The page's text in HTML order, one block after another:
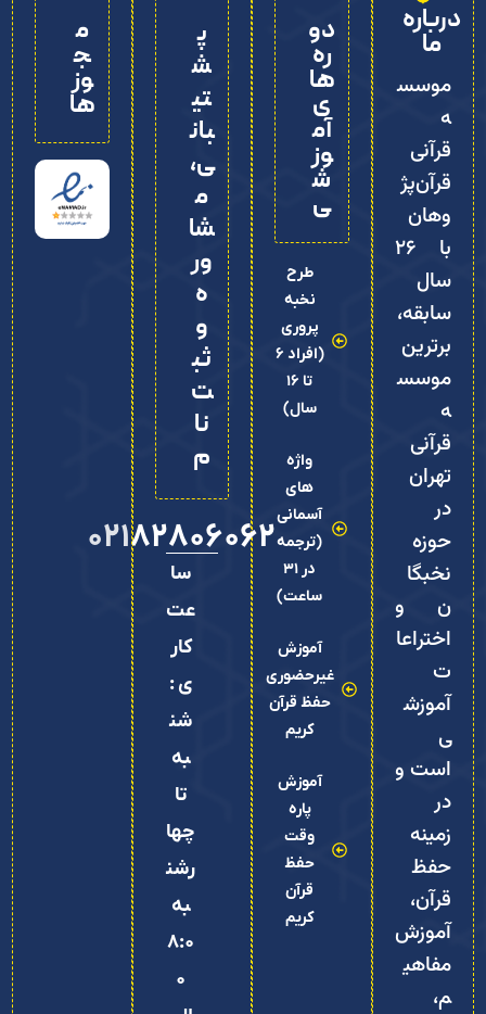
درباره
ما
موسس
ه
قرآنی
قرآن‌پژ
وهان
با ۲۶
سال
سابقه،
برترین
موسس
ه
قرآنی
تهران
در
حوزه
نخبگا
ن و
اختراعا
ت
آموزش
ی
است و
در
زمینه
حفظ
قرآن،
آموزش
مفاهی
م،
دو
ره‌
ها
ی
آم
وز
ش
ی
طرح
نخبه
پروری
(افراد 6
تا 16
سال)
واژه
های
آسمانی
(ترجمه
در 31
ساعت)
آموزش
غیرحضوری
حفظ قرآن
کریم
آموزش
پاره
وقت
حفظ
قرآن
کریم
پ
ش
تی
بان
ی،
م
شا
ور
ه
و
ثب
ت‌
نا
م
02182806062
سا
عت
کار
ی :
شن
به
تا
چها
رشن
به
8:0
0
م
ج
وز
ها